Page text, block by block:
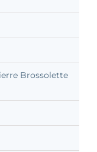
Brossolette